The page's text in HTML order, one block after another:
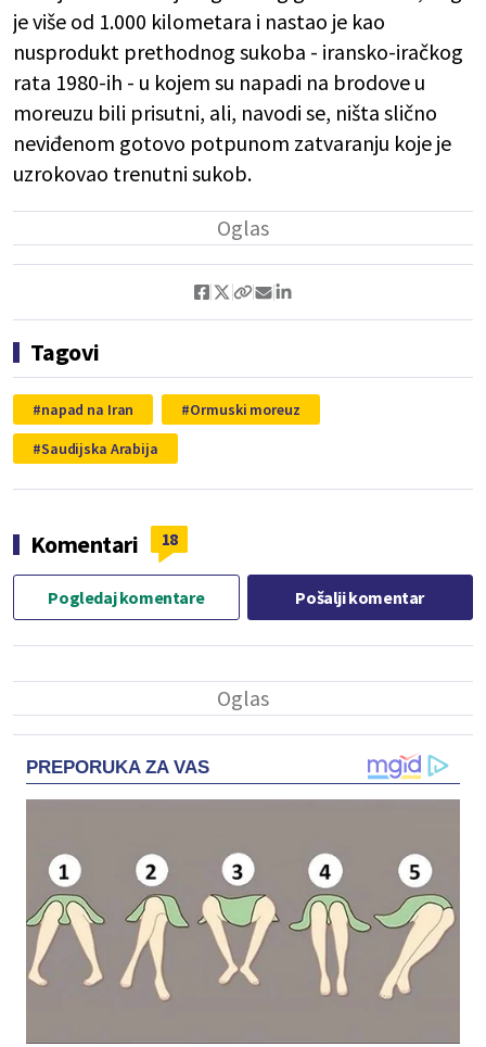
je više od 1.000 kilometara i nastao je kao
nusprodukt prethodnog sukoba - iransko-iračkog
rata 1980-ih - u kojem su napadi na brodove u
moreuzu bili prisutni, ali, navodi se, ništa slično
neviđenom gotovo potpunom zatvaranju koje je
uzrokovao trenutni sukob.
Tagovi
napad na Iran
Ormuski moreuz
Saudijska Arabija
Komentari 18
Pogledaj komentare Pošalji komentar
PREPORUKA ZA VAS